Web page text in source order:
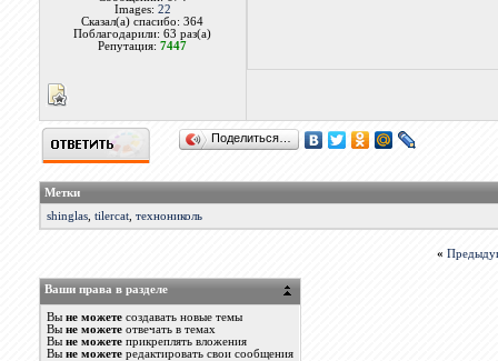
Images: 22
Сказал(а) спасибо: 364
Поблагодарили: 63 раз(а)
Репутация:7447
Поделиться…
Метки
shinglas, tilercat, технониколь
«
Ваши права в разделе
Вы не можетесоздавать новые темы
Вы не можетеотвечать в темах
Вы не можетеприкреплять вложения
Вы не можетередактировать свои сообщения